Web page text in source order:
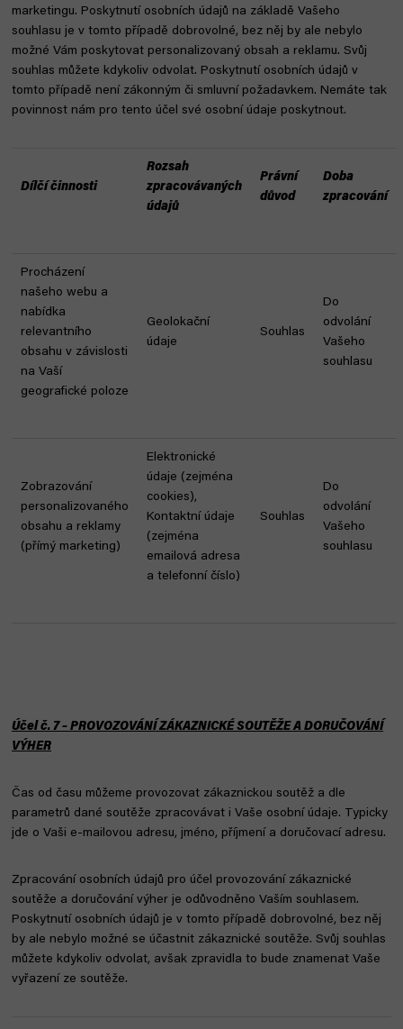
marketingu. Poskytnutí osobních údajů na základě Vašeho
souhlasu je v tomto případě dobrovolné, bez něj by ale nebylo
možné Vám poskytovat personalizovaný obsah a reklamu. Svůj
souhlas můžete kdykoliv odvolat. Poskytnutí osobních údajů v
tomto případě není zákonným či smluvní požadavkem. Nemáte tak
povinnost nám pro tento účel své osobní údaje poskytnout.
Dílčí činnosti
Rozsah
zpracovávaných
údajů
Právní
důvod
Doba
zpracování
Procházení
našeho webu a
nabídka
relevantního
obsahu v závislosti
na Vaší
geografické poloze
Geolokační
údaje
Souhlas
Do
odvolání
Vašeho
souhlasu
Zobrazování
personalizovaného
obsahu a reklamy
(přímý marketing)
Elektronické
údaje (zejména
cookies),
Kontaktní údaje
(zejména
emailová adresa
a telefonní číslo)
Souhlas
Do
odvolání
Vašeho
souhlasu
Účel č. 7 – PROVOZOVÁNÍ ZÁKAZNICKÉ SOUTĚŽE A DORUČOVÁNÍ
VÝHER
Čas od času můžeme provozovat zákaznickou soutěž a dle
parametrů dané soutěže zpracovávat i Vaše osobní údaje. Typicky
jde o Vaši e-mailovou adresu, jméno, příjmení a doručovací adresu.
Zpracování osobních údajů pro účel provozování zákaznické
soutěže a doručování výher je odůvodněno Vaším souhlasem.
Poskytnutí osobních údajů je v tomto případě dobrovolné, bez něj
by ale nebylo možné se účastnit zákaznické soutěže. Svůj souhlas
můžete kdykoliv odvolat, avšak zpravidla to bude znamenat Vaše
vyřazení ze soutěže.